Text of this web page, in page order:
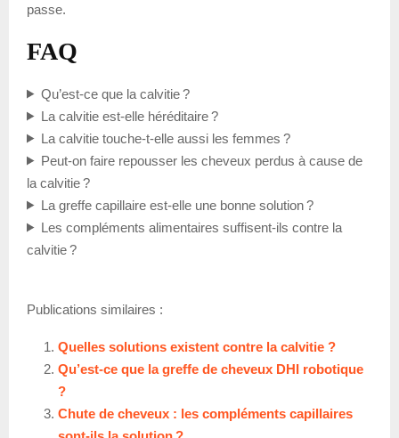
passe.
FAQ
Qu’est-ce que la calvitie ?
La calvitie est-elle héréditaire ?
La calvitie touche-t-elle aussi les femmes ?
Peut-on faire repousser les cheveux perdus à cause de
la calvitie ?
La greffe capillaire est-elle une bonne solution ?
Les compléments alimentaires suffisent-ils contre la
calvitie ?
Publications similaires :
Quelles solutions existent contre la calvitie ?
Qu’est-ce que la greffe de cheveux DHI robotique
?
Chute de cheveux : les compléments capillaires